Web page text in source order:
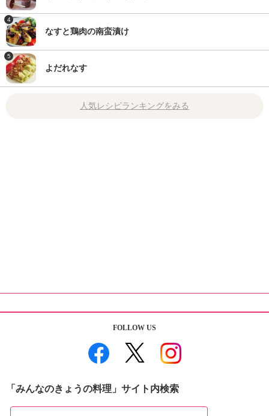
4
なすと鶏肉の南蛮漬け
5
よだれなす
人気レシピランキングをみる
FOLLOW US
「みんなのきょうの料理」サイト内検索